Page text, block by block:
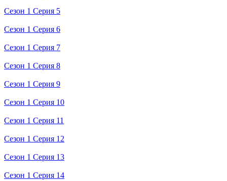
Сезон 1 Серия 5
Сезон 1 Серия 6
Сезон 1 Серия 7
Сезон 1 Серия 8
Сезон 1 Серия 9
Сезон 1 Серия 10
Сезон 1 Серия 11
Сезон 1 Серия 12
Сезон 1 Серия 13
Сезон 1 Серия 14